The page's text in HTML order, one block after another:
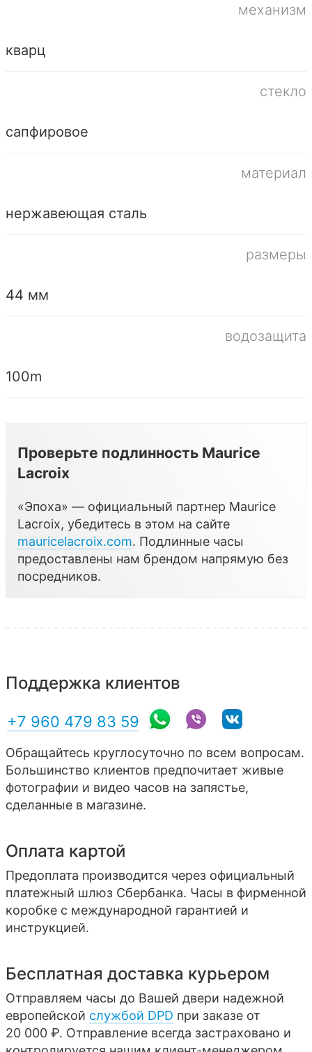
механизм
кварц
стекло
сапфировое
материал
нержавеющая сталь
размеры
44 мм
водозащита
100m
Проверьте подлинность Maurice
Lacroix
«Эпоха» — официальный партнер Maurice
Lacroix, убедитесь в этом на сайте
mauricelacroix.com. Подлинные часы
предоставлены нам брендом напрямую без
посредников.
Поддержка клиентов
+7 960 479 83 59
Обращайтесь круглосуточно по всем вопросам.
Большинство клиентов предпочитает живые
фотографии и видео часов на запястье,
сделанные в магазине.
Оплата картой
Предоплата производится через официальный
платежный шлюз Сбербанка. Часы в фирменной
коробке с международной гарантией и
инструкцией.
Бесплатная доставка курьером
Отправляем часы до Вашей двери надежной
европейской службой DPD при заказе от
20 000 ₽. Отправление всегда застраховано и